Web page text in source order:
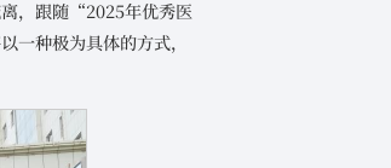
，跟随“2025年优秀医
一种极为具体的方式，